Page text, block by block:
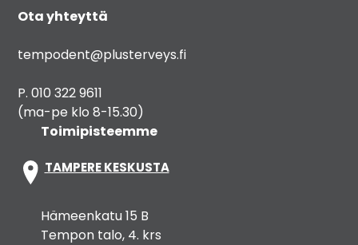
Ota yhteyttä
tempodent@plusterveys.fi
P. 010 322 9611
(ma-pe klo 8-15.30)
Toimipisteemme
TAMPERE KESKUSTA
Hämeenkatu 15 B
Tempon talo, 4. krs